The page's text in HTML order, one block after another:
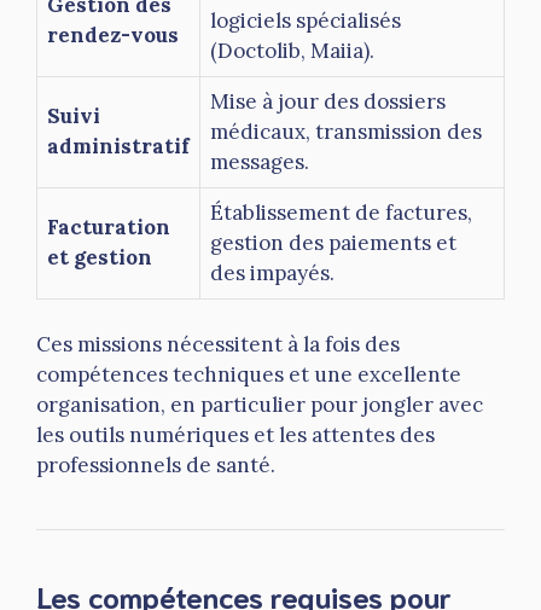
rendez-vous
logiciels spécialisés
(Doctolib, Maiia).
Suivi
administratif
Mise à jour des dossiers
médicaux, transmission des
messages.
Facturation
et gestion
Établissement de factures,
gestion des paiements et
des impayés.
Ces missions nécessitent à la fois des
compétences techniques et une excellente
organisation, en particulier pour jongler avec
les outils numériques et les attentes des
professionnels de santé.
Les compétences requises pour